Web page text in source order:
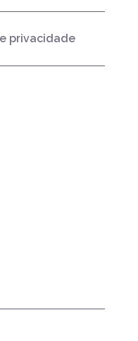
privacidade